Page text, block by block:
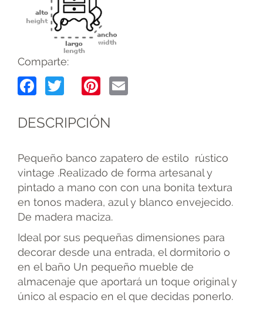
Comparte:
Facebook
TwitterPinterest
DESCRIPCIÓN
Pequeño banco zapatero de estilo rústico
vintage .Realizado de forma artesanal y
pintado a mano con con una bonita textura
en tonos madera, azul y blanco envejecido.
De madera maciza.
Ideal por sus pequeñas dimensiones para
decorar desde una entrada, el dormitorio o
en el baño Un pequeño mueble de
almacenaje que aportará un toque original y
único al espacio en el que decidas ponerlo.